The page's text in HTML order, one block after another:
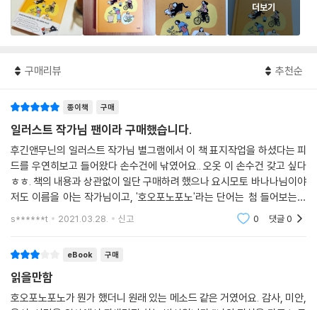
더보기
구매리뷰 추천순
종이책 구매
일러스트 작가님 팬이라 구매했습니다.
후긴앤무닌의 일러스트 작가님 별그램에서 이 책 표지작업을 하셨다는 피
드를 우연히보고 들어왔다 손수건에 낚였어요.. 오옷 이 손수건 갖고 싶다
ㅎㅎ. 책의 내용과 상관없이 일단 구매하려 했으나 요시모토 바나나님이야
저도 이름을 아는 작가님이고, '호오포노포노'라는 단어는 첨 들어보는데
'내면의 아이' 뭐 이런 표현이 언뜻 보이네요., 궁금하네요 함 읽어보려구요
s******t 2021.03.28. 신고 0 댓글0
eBook 구매
읽을만함
호오포노포노가 뭔가 했더니 원래 있는 메소드 같은 거였어요. 감사, 미안,